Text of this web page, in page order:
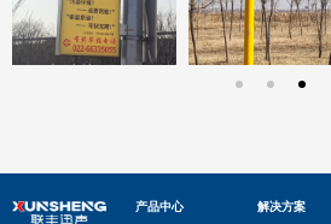
产品中心 解决方案